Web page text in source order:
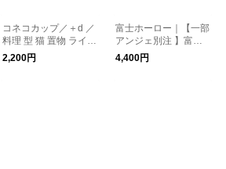
コネコカップ／＋d ／
料理 型 猫 置物 ライス
型 スイーツ型 プリン
型 ゼリー型 ねこ
2,200円
富士ホーロー｜【一部
アンジェ別注 】富士
ホーロー オイルポッ
ト1L／フィルトシリ
4,400円